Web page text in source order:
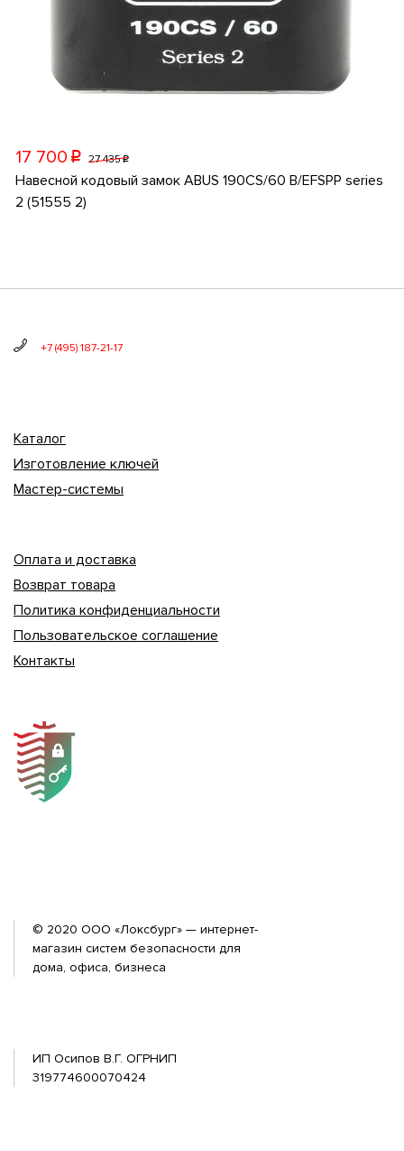
17 700 p 27 435p
Навесной кодовый замок ABUS 190CS/60 B/EFSPP series
2 (51555 2)
+7 (495) 187-21-17
Каталог
Изготовление ключей
Мастер-системы
Оплата и доставка
Возврат товара
Политика конфиденциальности
Пользовательское соглашение
Контакты
© 2020 ООО «Локсбург» — интернет-
магазин систем безопасности для
дома, офиса, бизнеса
ИП Осипов В.Г. ОГРНИП
319774600070424